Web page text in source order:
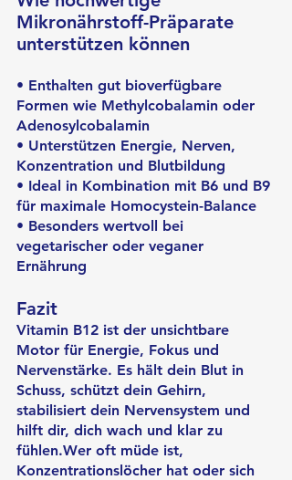
Mikronährstoff-Präparate
unterstützen können
• Enthalten gut bioverfügbare
Formen wie Methylcobalamin oder
Adenosylcobalamin
• Unterstützen Energie, Nerven,
Konzentration und Blutbildung
• Ideal in Kombination mit B6 und B9
für maximale Homocystein-Balance
• Besonders wertvoll bei
vegetarischer oder veganer
Ernährung
Fazit
Vitamin B12 ist der unsichtbare
Motor für Energie, Fokus und
Nervenstärke. Es hält dein Blut in
Schuss, schützt dein Gehirn,
stabilisiert dein Nervensystem und
hilft dir, dich wach und klar zu
fühlen.Wer oft müde ist,
Konzentrationslöcher hat oder sich